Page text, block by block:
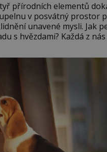
přírodních elementů
v posvátný prostor
unavené mysli. Jak
s hvězdami? Každá z
naší pokožky.
znamení Berana, Lva a
a neutuchající elán. Vaše